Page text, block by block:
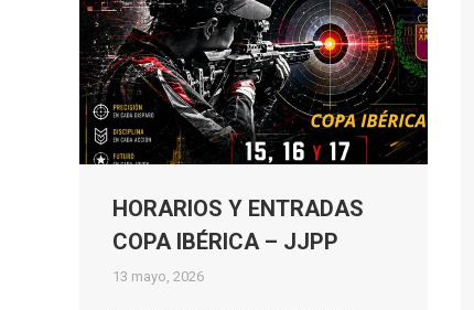
HORARIOS Y ENTRADAS
COPA IBÉRICA – JJPP
13 mayo, 2026